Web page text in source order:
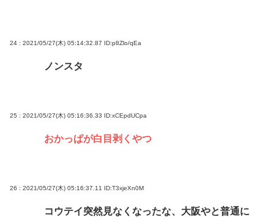
24 : 2021/05/27(木) 05:14:32.87 ID:p8Zlo/qEa
ノンスタ
25 : 2021/05/27(木) 05:16:36.33 ID:xCEpdUCpa
おかっぱが白目剥くやつ
26 : 2021/05/27(木) 05:16:37.11 ID:T3xjeXn0M
コウテイ突然見なくなったな、大阪やと普通に